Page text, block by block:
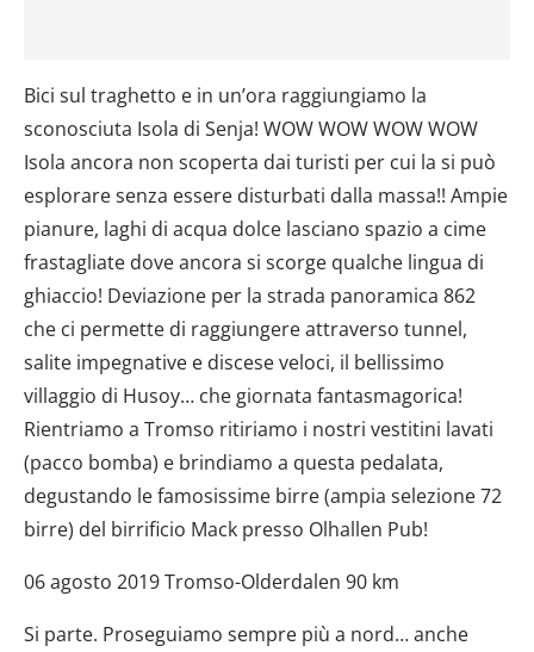
Bici sul traghetto e in un’ora raggiungiamo la
sconosciuta Isola di Senja! WOW WOW WOW WOW
Isola ancora non scoperta dai turisti per cui la si può
esplorare senza essere disturbati dalla massa!! Ampie
pianure, laghi di acqua dolce lasciano spazio a cime
frastagliate dove ancora si scorge qualche lingua di
ghiaccio! Deviazione per la strada panoramica 862
che ci permette di raggiungere attraverso tunnel,
salite impegnative e discese veloci, il bellissimo
villaggio di Husoy… che giornata fantasmagorica!
Rientriamo a Tromso ritiriamo i nostri vestitini lavati
(pacco bomba) e brindiamo a questa pedalata,
degustando le famosissime birre (ampia selezione 72
birre) del birrificio Mack presso Olhallen Pub!
06 agosto 2019 Tromso-Olderdalen 90 km
Si parte. Proseguiamo sempre più a nord… anche